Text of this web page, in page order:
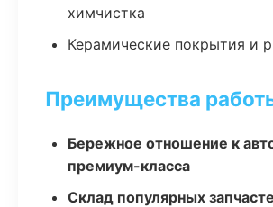
химчистка
Керамические покрытия и
Преимущества
Бережное отношение к
премиум-класса
Склад популярных